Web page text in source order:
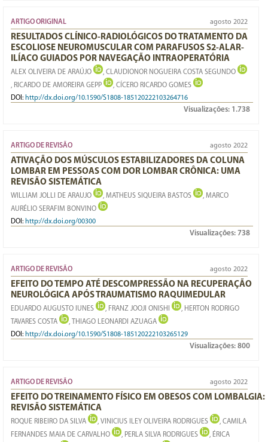
ARTIGO ORIGINAL agosto 2022
RESULTADOS CLÍNICO-RADIOLÓGICOS DO TRATAMENTO DA
ESCOLIOSE NEUROMUSCULAR COM PARAFUSOS S2-ALAR-
ILÍACO GUIADOS POR NAVEGAÇÃO INTRAOPERATÓRIA
ALEX OLIVEIRA DE ARAÚJO
, CLAUDIONOR NOGUEIRA COSTA SEGUNDO
, RICARDO DE AMOREIRA GEPP
, CÍCERO RICARDO GOMES
DOI: http://dx.doi.org/10.1590/S1808-185120222103264716
Visualizações: 1.738
ARTIGO DE REVISÃO agosto 2022
ATIVAÇÃO DOS MÚSCULOS ESTABILIZADORES DA COLUNA
LOMBAR EM PESSOAS COM DOR LOMBAR CRÔNICA: UMA
REVISÃO SISTEMÁTICA
WILLIAM JOLLI DE ARAUJO , MATHEUS SIQUEIRA BASTOS
, MARCO
AURÉLIO SERAFIM BONVINO
DOI: http://dx.doi.org/00300
Visualizações: 738
ARTIGO DE REVISÃO agosto 2022
EFEITO DO TEMPO ATÉ DESCOMPRESSÃO NA RECUPERAÇÃO
NEUROLÓGICA APÓS TRAUMATISMO RAQUIMEDULAR
EDUARDO AUGUSTO IUNES , FRANZ JOOJI ONISHI
, HERTON RODRIGO
TAVARES COSTA
, THIAGO LEONARDI AZUAGA
DOI: http://dx.doi.org/10.1590/S1808-185120222103265129
Visualizações: 800
ARTIGO DE REVISÃO agosto 2022
EFEITO DO TREINAMENTO FÍSICO EM OBESOS COM LOMBALGIA:
REVISÃO SISTEMÁTICA
ROQUE RIBEIRO DA SILVA , VINICIUS ILEY OLIVEIRA RODRIGUES
, CAMILA
FERNANDES MAIA DE CARVALHO
, PERLA SILVA RODRIGUES , ÉRICA